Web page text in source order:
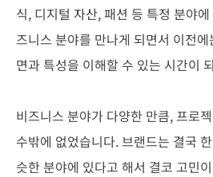
식, 디지털 자산, 패션 등 특정 분야
즈니스 분야를 만나게 되면서 이전
면과 특성을 이해할 수 있는 시간이
비즈니스 분야가 다양한 만큼, 프로
수밖에 없었습니다. 브랜드는 결국
슷한 분야에 있다고 해서 결코 고민